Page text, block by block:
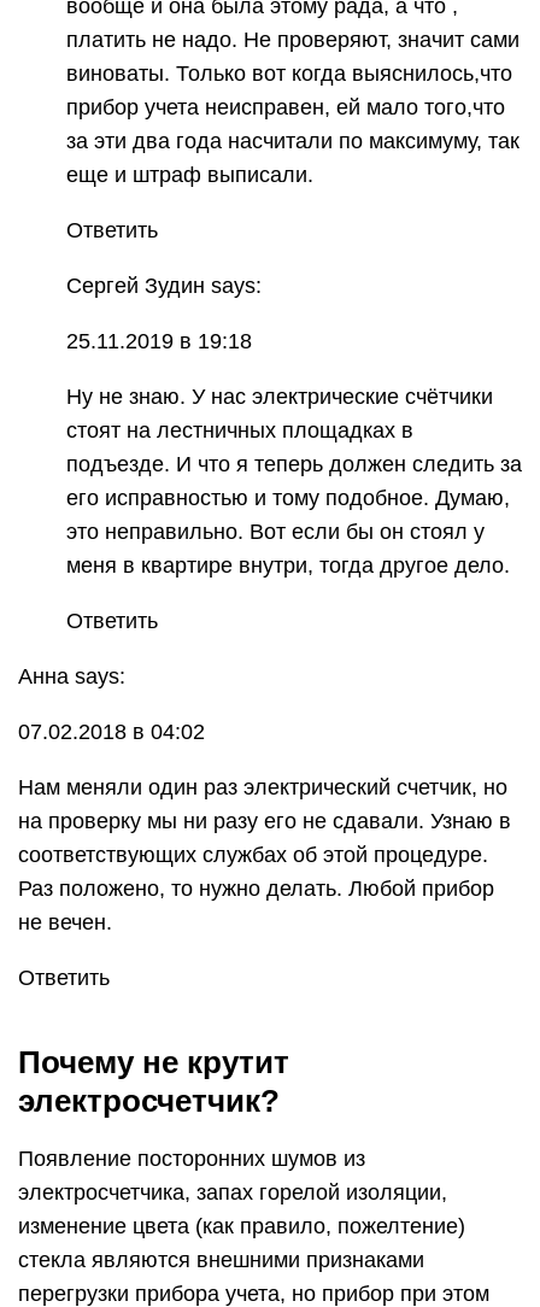
вообще и она была этому рада, а что ,
платить не надо. Не проверяют, значит сами
виноваты. Только вот когда выяснилось,что
прибор учета неисправен, ей мало того,что
за эти два года насчитали по максимуму, так
еще и штраф выписали.
Ответить
Сергей Зудин says:
25.11.2019 в 19:18
Ну не знаю. У нас электрические счётчики
стоят на лестничных площадках в
подъезде. И что я теперь должен следить за
его исправностью и тому подобное. Думаю,
это неправильно. Вот если бы он стоял у
меня в квартире внутри, тогда другое дело.
Ответить
Анна says:
07.02.2018 в 04:02
Нам меняли один раз электрический счетчик, но
на проверку мы ни разу его не сдавали. Узнаю в
соответствующих службах об этой процедуре.
Раз положено, то нужно делать. Любой прибор
не вечен.
Ответить
Почему не крутит
электросчетчик?
Появление посторонних шумов из
электросчетчика, запах горелой изоляции,
изменение цвета (как правило, пожелтение)
стекла являются внешними признаками
перегрузки прибора учета, но прибор при этом